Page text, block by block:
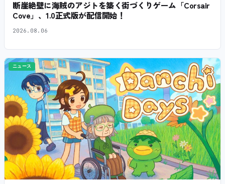
断崖絶壁に海賊のアジトを築く街づくりゲーム「Corsair
Cove」、1.0正式版が配信開始！
2026.08.06
ニュース